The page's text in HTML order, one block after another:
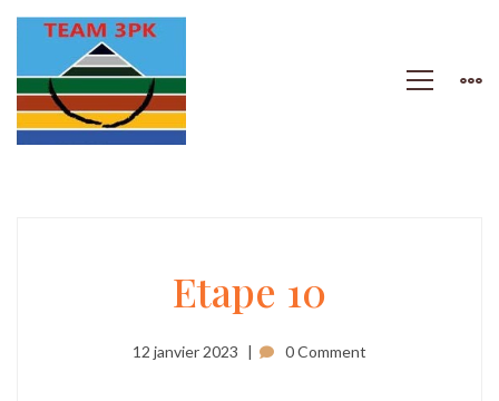
EtapeEtape 10
12 janvier 2023 0 Comment